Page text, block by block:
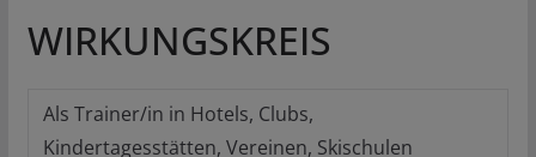
WIRKUNGSKREIS
Als Trainer/in in Hotels, Clubs,
Kindertagesstätten, Vereinen, Skischulen